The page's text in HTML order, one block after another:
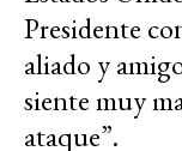
Presidente
aliado y
siente muy
ataque”.